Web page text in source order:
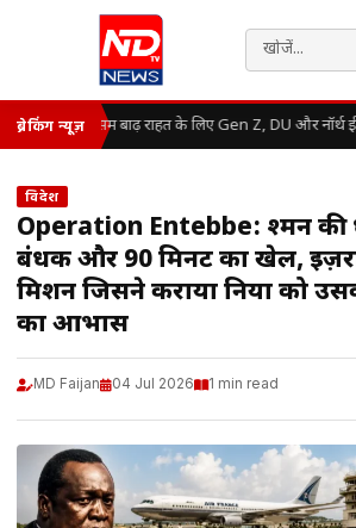
ब्रेकिंग न्यूज़असम बाढ़ राहत के लिए Gen Z, DU और नॉर्थ ईस्ट
विदेश
Operation Entebbe: दुश्मन की
बंधक और 90 मिनट का खेल,
मिशन जिसने कराया दुनिया को
का आभास
MD Faijan 04 Jul 2026 1 min read